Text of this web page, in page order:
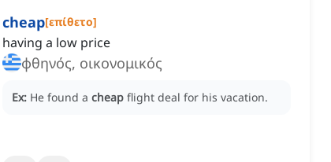
cheap[επίθετο]
having a low price
φθηνός, οικονομικός
Ex: He found a cheap flight deal for his vacation.